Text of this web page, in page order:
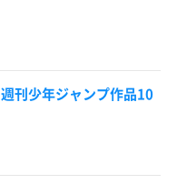
刊少年ジャンプ作品10